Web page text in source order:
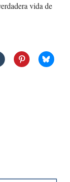
vida de